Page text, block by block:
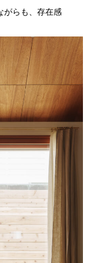
がらも、存在感